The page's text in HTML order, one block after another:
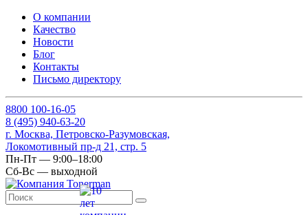
О компании
Качество
Новости
Блог
Контакты
Письмо директору
8800 100-16-05
8 (495) 940-63-20
г. Москва, Петровско-Разумовская,
Локомотивный пр-д 21, стр. 5
Пн-Пт — 9:00–18:00
Сб-Вс — выходной